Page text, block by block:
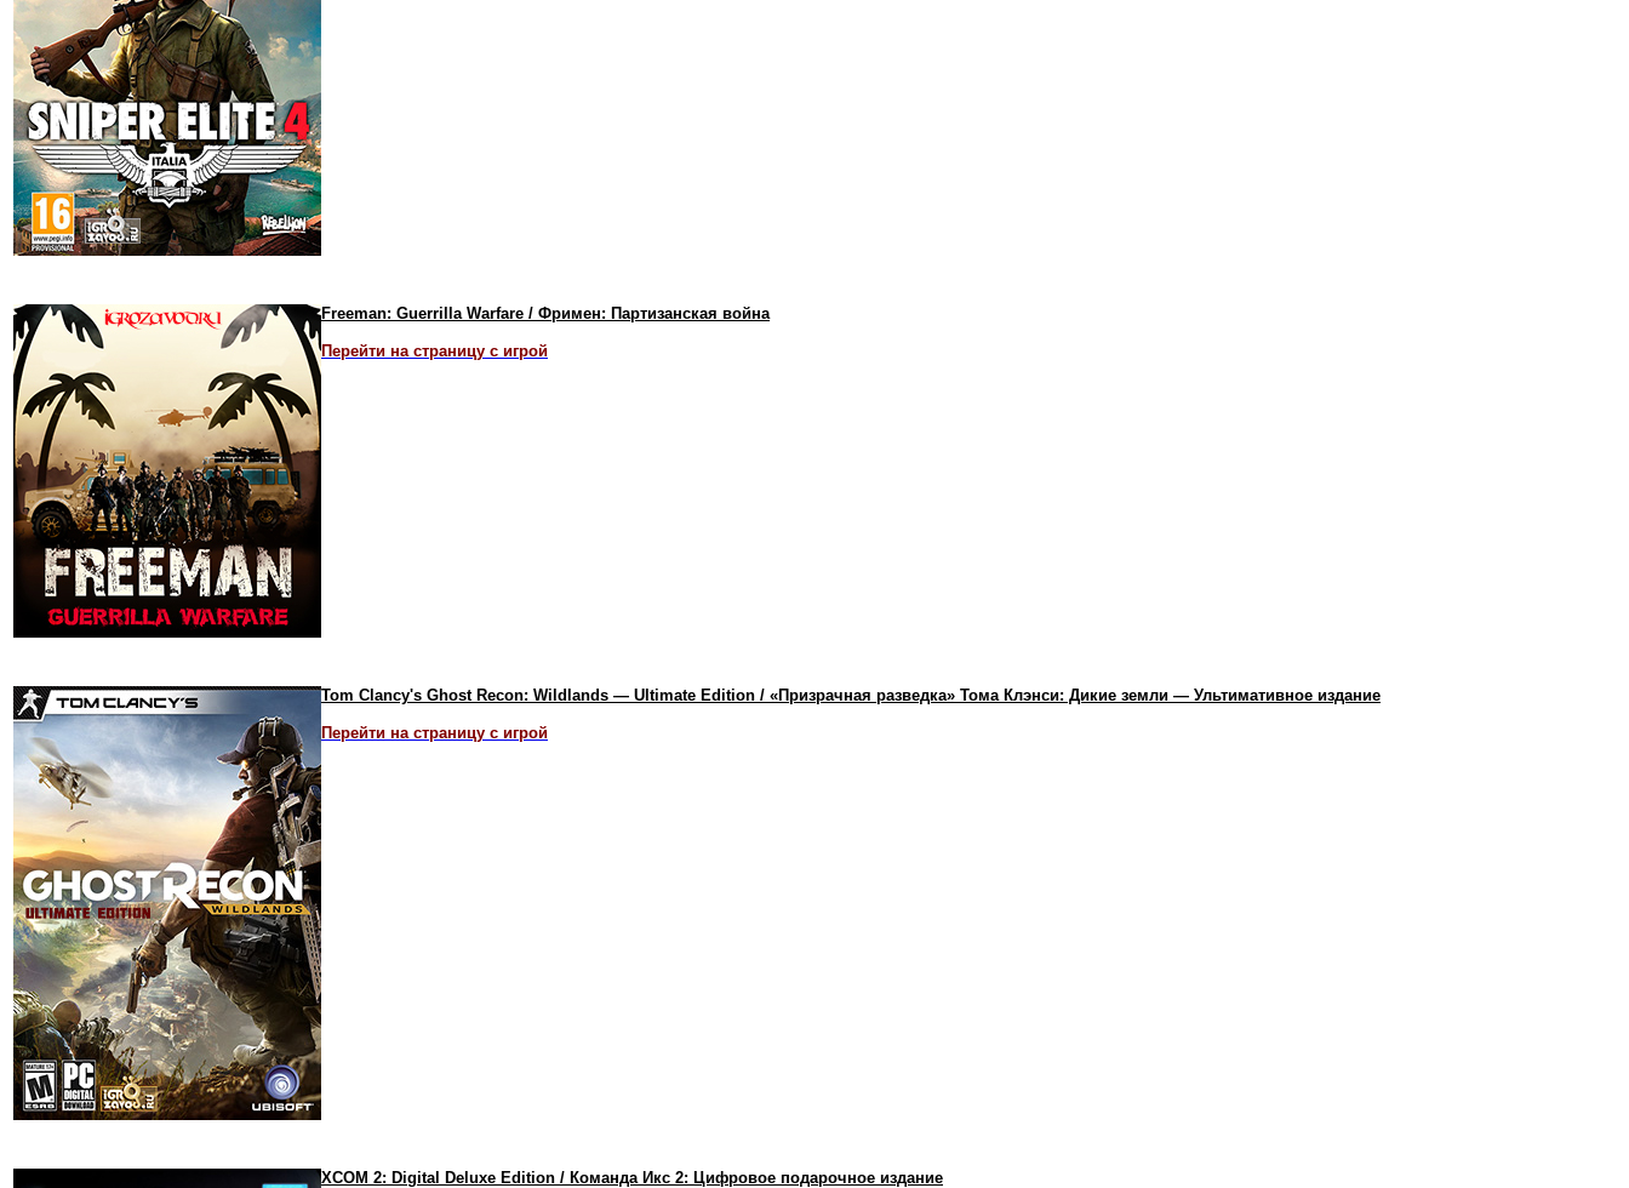
Freeman: Guerrilla Warfare / Фримен: Партизанская война
Перейти на страницу с игрой
Tom Clancy's Ghost Recon: Wildlands — Ultimate Edition / «Призрачная разведка» Тома Клэнси: Дикие земли — Ультимативное издание
Перейти на страницу с игрой
XCOM 2: Digital Deluxe Edition / Команда Икс 2: Цифровое подарочное издание